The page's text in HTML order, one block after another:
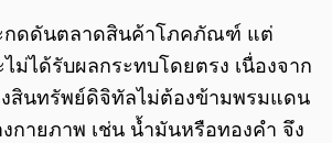
กดดันตลาดสินค้าโภคภัณฑ์ แต่
ม่ได้รับผลกระทบโดยตรง เนื่องจาก
สินทรัพย์ดิจิทัลไม่ต้องข้ามพรมแดน
กายภาพ เช่น น้ำมันหรือทองคำ จึง